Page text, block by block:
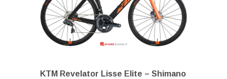
KTM Revelator Lisse Elite – Shimano